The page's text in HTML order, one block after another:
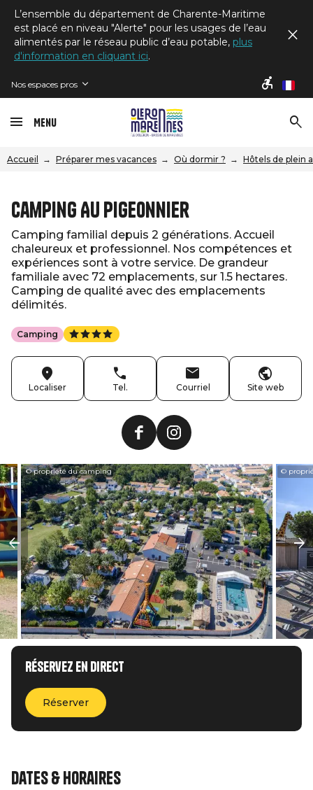
L’ensemble du département de Charente-Maritime
est placé en niveau "Alerte" pour les usages de l’eau
alimentés par le réseau public d’eau potable, plus
d'information en cliquant ici.
Nos espaces pros fr
Menu
Accueil Préparer mes vacances Où dormir ? Hôtels de plein
Camping Au Pigeonnier
Camping familial depuis 2 générations. Accueil
chaleureux et professionnel. Nos compétences et
expériences sont à votre service. De grandeur
familiale avec 72 emplacements, sur 1.5 hectares.
Camping de qualité avec des emplacements
délimités.
Camping
Localiser Tel. Courriel Site web
© propriété du camping ©
Réservez en direct
Réserver
Dates & horaires